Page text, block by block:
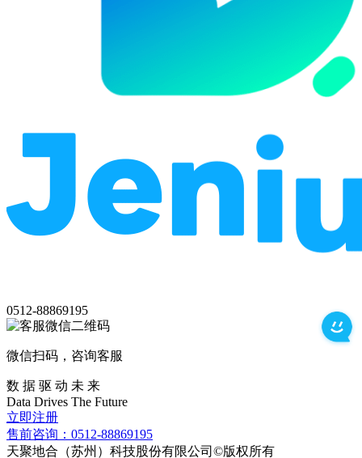
0512-88869195
微信扫码，咨询客服
数 据 驱 动 未 来
Data Drives The Future
立即注册
售前咨询：0512-88869195
天聚地合（苏州）科技股份有限公司©版权所有